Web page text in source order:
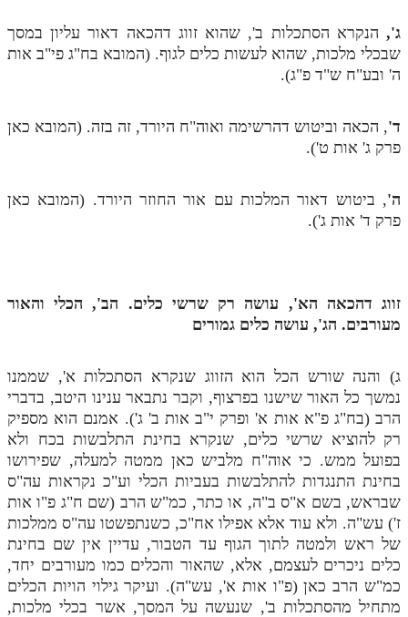
אודות האתר
אתר הבית
לאתר ספר הרב
דף היומי בזוהר הקדוש
ג', הנקרא הסתכלות ב', שהוא זווג דהכאה דאור עליון במסך
שבכלי מלכות, שהוא לעשות כלים לגוף. (המובא בח"ג פי"ב אות
ה' ובע"ח ש"ד פ"ג).
ד', הכאה וביטוש דהרשימה ואוה"ח היורד, זה בזה. (המובא כאן
פרק ג' אות ט').
ה', ביטוש דאור המלכות עם אור החוזר היורד. (המובא כאן
פרק ד' אות ג').
זווג דהכאה הא', עושה רק שרשי כלים. הב', הכלי והאור
מעורבים. הג', עושה כלים גמורים
ג) והנה שורש הכל הוא הזווג שנקרא הסתכלות א', שממנו
נמשך כל האור שישנו בפרצוף, וקבר נתבאר ענינו היטב, בדברי
הרב (בח"ג פ"א אות א' ופרק י"ב אות ב' ג'). אמנם הוא מספיק
רק להוציא שרשי כלים, שנקרא בחינת התלבשות בכח ולא
בפועל ממש. כי אוה"ח מלביש כאן ממטה למעלה, שפירושו
בחינת התנגדות להתלבשות בעביות הכלי וע"כ נקראות עה"ס
שבראש, בשם א"ס ב"ה, או כתר, כמ"ש הרב (שם ח"ג פ"ו אות
ז') עש"ה. ולא עוד אלא אפילו אח"כ, כשנתפשטו עה"ס ממלכות
של ראש ולמטה לתוך הגוף עד הטבור, עדיין אין שם בחינת
כלים ניכרים לעצמם, אלא, שהאור והכלים כמו מעורבים יחד,
כמ"ש הרב כאן (פ"ו אות א', עש"ה). ועיקר גילוי הויות הכלים
מתחיל מהסתכלות ב', שנעשה על המסך, אשר בכלי מלכות,